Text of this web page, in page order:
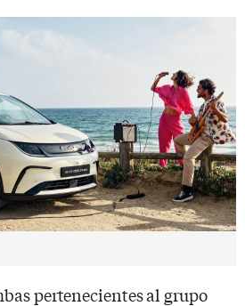
pertenecientes al grupo